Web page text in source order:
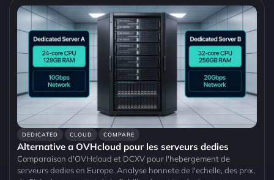
DEDICATED CLOUD COMPARE
Alternative a OVHcloud pour les serveurs dedies
Comparaison d'OVHcloud et DCXV pour l'hebergement de
serveurs dedies en Europe. Analyse honnete de l'echelle, des prix,